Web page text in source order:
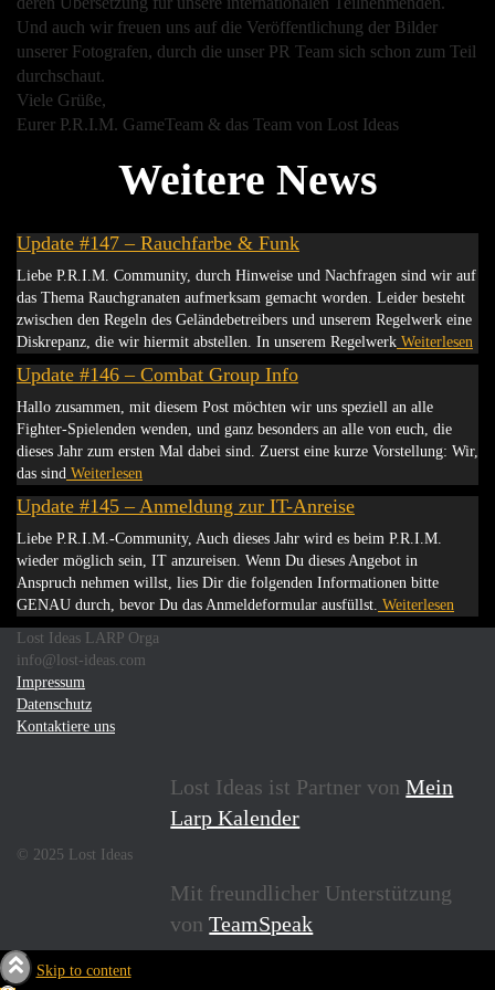
Und auch wir freuen uns auf die Veröffentlichung der Bilder
unserer Fotografen, durch die unser PR Team sich schon zum Teil
durchschaut.
Viele Grüße,
Eurer P.R.I.M. GameTeam & das Team von Lost Ideas
Update #147 – Rauchfarbe & Funk
Liebe P.R.I.M. Community, durch Hinweise und Nachfragen sind wir auf
das Thema Rauchgranaten aufmerksam gemacht worden. Leider besteht
zwischen den Regeln des Geländebetreibers und unserem Regelwerk eine
Diskrepanz, die wir hiermit abstellen. In unserem Regelwerk Weiterlesen
Update #146 – Combat Group Info
Hallo zusammen, mit diesem Post möchten wir uns speziell an alle
Fighter-Spielenden wenden, und ganz besonders an alle von euch, die
dieses Jahr zum ersten Mal dabei sind. Zuerst eine kurze Vorstellung: Wir,
das sind Weiterlesen
Update #145 – Anmeldung zur IT-Anreise
Liebe P.R.I.M.-Community, Auch dieses Jahr wird es beim P.R.I.M.
wieder möglich sein, IT anzureisen. Wenn Du dieses Angebot in
Anspruch nehmen willst, lies Dir die folgenden Informationen bitte
GENAU durch, bevor Du das Anmeldeformular ausfüllst. Weiterlesen
Lost Ideas LARP Orga
info@lost-ideas.com
Impressum
Datenschutz
Kontaktiere uns
Lost Ideas ist Partner vonMein
Larp Kalender
© 2025 Lost Ideas
Mit freundlicher Unterstützung
vonTeamSpeak
Skip to content